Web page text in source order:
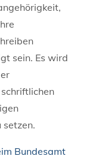
sein. Es wird
setzen.
Bundesamt